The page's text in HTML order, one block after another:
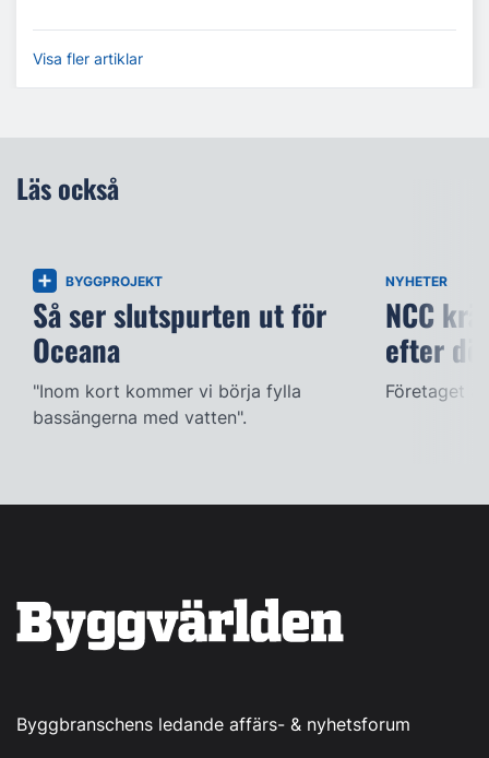
Visa fler artiklar
Läs också
BYGGPROJEKT
Så ser slutspurten ut för
Oceana
"Inom kort kommer vi börja fylla
bassängerna med vatten".
NYHETER
NCC
efter
Företaget
Byggbranschens ledande affärs- & nyhetsforum